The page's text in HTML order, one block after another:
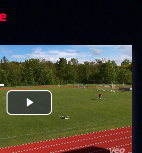
Přehrát
video